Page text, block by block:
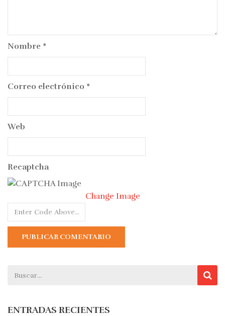
Nombre *
Correo electrónico *
Web
Recaptcha
Change Image
ENTRADAS RECIENTES